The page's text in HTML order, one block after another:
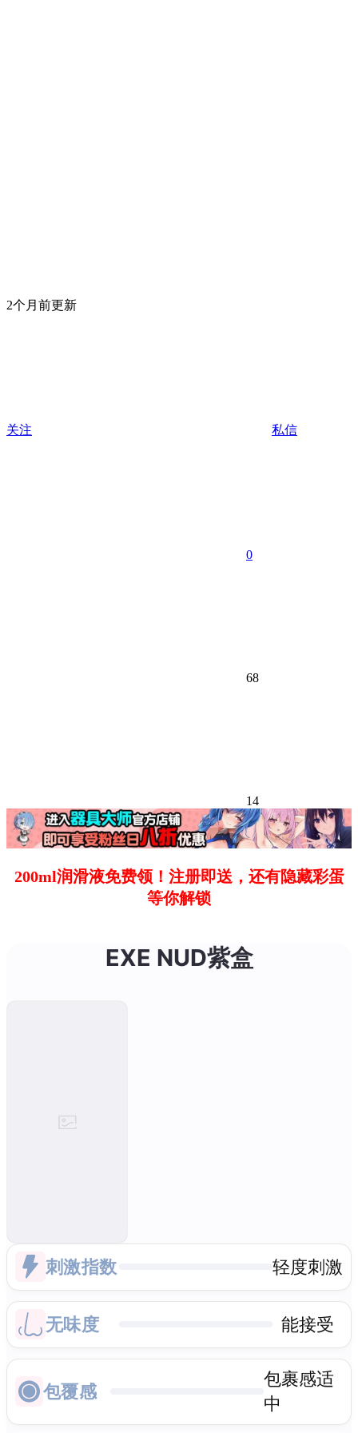
2个月前更新
关注 私信
0
68
14
200ml润滑液免费领！注册即送，还有隐藏彩蛋
等你解锁
EXE NUD紫盒
刺激指数 轻度刺激
无味度 能接受
包覆感
包裹感适
中